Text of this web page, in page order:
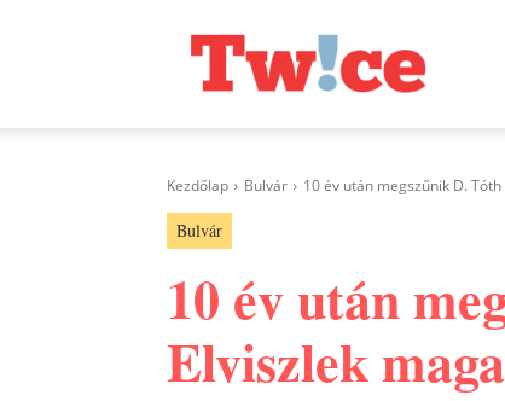
Kezdőlap Bulvár 10 év után megszűnik D.
Bulvár
10 év után
Elviszlek